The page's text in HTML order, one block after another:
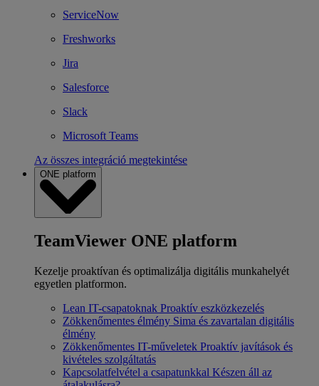
ServiceNow
Freshworks
Jira
Salesforce
Slack
Microsoft Teams
Az összes integráció megtekintése
ONE platform
TeamViewer ONE platform
Kezelje proaktívan és optimalizálja digitális munkahelyét
egyetlen platformon.
Lean IT-csapatoknak Proaktív eszközkezelés
Zökkenőmentes élmény Sima és zavartalan digitális
élmény
Zökkenőmentes IT-műveletek Proaktív javítások és
kivételes szolgáltatás
Kapcsolatfelvétel a csapatunkkal Készen áll az